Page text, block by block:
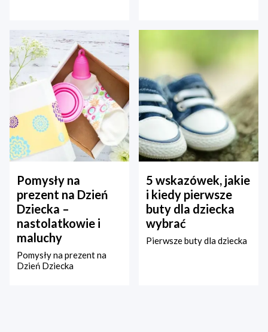
Pomysły na
prezent na Dzień
Dziecka –
nastolatkowie i
maluchy
Pomysły na prezent na
Dzień Dziecka
5 wskazówek, jakie
i kiedy pierwsze
buty dla dziecka
wybrać
Pierwsze buty dla dziecka